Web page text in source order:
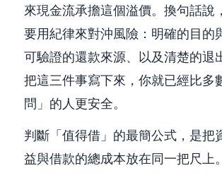
來現金流承擔這個溢價。換句話說
要用紀律來對沖風險：明確的目的
可驗證的還款來源、以及清楚的退
把這三件事寫下來，你就已經比多
問」的人更安全。
判斷「值得借」的最簡公式，是把
益與借款的總成本放在同一把尺上